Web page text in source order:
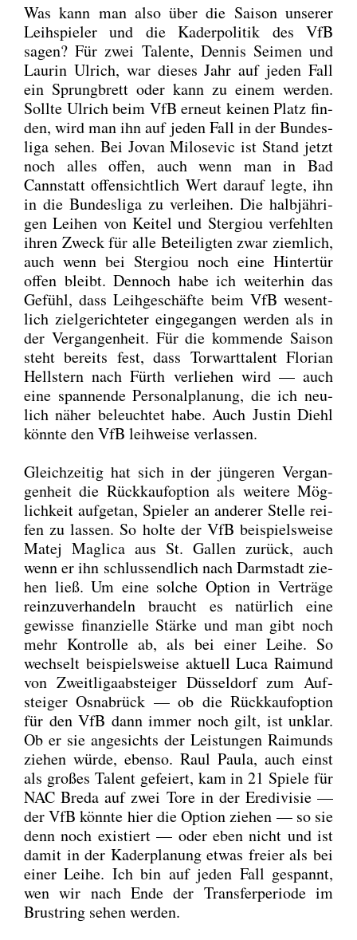
Was kann man also über die Sai­son unse­rer
Leih­spie­ler und die Kader­po­li­tik des VfB
sagen? Für zwei Talen­te, Den­nis Sei­men und
Lau­rin Ulrich, war die­ses Jahr auf jeden Fall
ein Sprung­brett oder kann zu einem wer­den.
Soll­te Ulrich beim VfB erneut kei­nen Platz fin­
den, wird man ihn auf jeden Fall in der Bun­des­
li­ga sehen. Bei Jovan Milo­se­vic ist Stand jetzt
noch alles offen, auch wenn man in Bad
Cannstatt offen­sicht­lich Wert dar­auf leg­te, ihn
in die Bun­des­li­ga zu ver­lei­hen. Die halb­jäh­ri­
gen Lei­hen von Kei­tel und Ster­giou ver­fehl­ten
ihren Zweck für alle Betei­lig­ten zwar ziem­lich,
auch wenn bei Ster­giou noch eine Hin­ter­tür
offen bleibt. Den­noch habe ich wei­ter­hin das
Gefühl, dass Leih­ge­schäf­te beim VfB wesent­
lich ziel­ge­rich­te­ter ein­ge­gan­gen wer­den als in
der Ver­gan­gen­heit. Für die kom­men­de Sai­son
steht bereits fest, dass Tor­wart­ta­lent Flo­ri­an
Hells­tern nach Fürth ver­lie­hen wird — auch
eine span­nen­de Per­so­nal­pla­nung, die ich neu­
lich näher beleuch­tet habe. Auch Jus­tin Diehl
könn­te den VfB leih­wei­se ver­las­sen.
Gleich­zei­tig hat sich in der jün­ge­ren Ver­gan­
gen­heit die Rück­kauf­op­ti­on als wei­te­re Mög­
lich­keit auf­ge­tan, Spie­ler an ande­rer Stel­le rei­
fen zu las­sen. So hol­te der VfB bei­spiels­wei­se
Matej Mag­li­ca aus St. Gal­len zurück, auch
wenn er ihn schluss­end­lich nach Darm­stadt zie­
hen ließ. Um eine sol­che Opti­on in Ver­trä­ge
rein­zu­ver­han­deln braucht es natür­lich eine
gewis­se finan­zi­el­le Stär­ke und man gibt noch
mehr Kon­trol­le ab, als bei einer Lei­he. So
wech­selt bei­spiels­wei­se aktu­ell Luca Rai­mund
von Zweit­li­ga­ab­stei­ger Düs­sel­dorf zum Auf­
stei­ger Osna­brück — ob die Rück­kauf­op­ti­on
für den VfB dann immer noch gilt, ist unklar.
Ob er sie ange­sichts der Leis­tun­gen Rai­munds
zie­hen wür­de, eben­so. Raul Pau­la, auch einst
als gro­ßes Talent gefei­ert, kam in 21 Spie­le für
NAC Bre­da auf zwei Tore in der Ere­di­vi­sie —
der VfB könn­te hier die Opti­on zie­hen — so sie
denn noch exis­tiert — oder eben nicht und ist
damit in der Kader­pla­nung etwas frei­er als bei
einer Lei­he. Ich bin auf jeden Fall gespannt,
wen wir nach Ende der Trans­fer­pe­ri­ode im
Brust­ring sehen wer­den.